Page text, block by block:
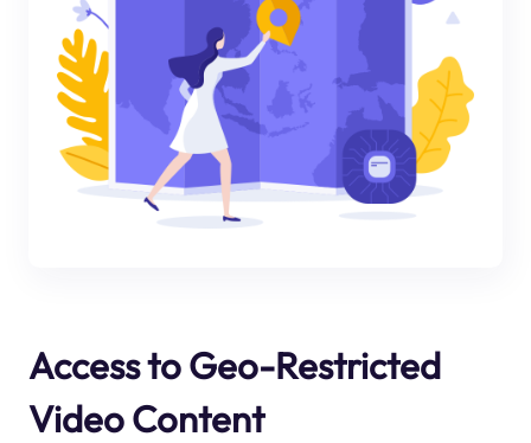
Access to Geo-Restricted
Video Content